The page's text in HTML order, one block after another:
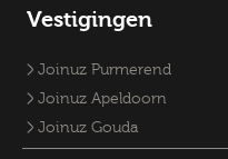
Vestigingen
Joinuz Purmerend
Joinuz Apeldoorn
Joinuz Gouda